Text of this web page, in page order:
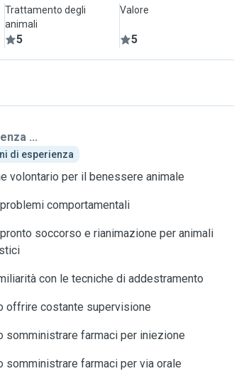
Trattamento degli
animali
5
Valore
5
...
di esperienza
volontario per il benessere animale
problemi comportamentali
pronto soccorso e rianimazione per animali
con le tecniche di addestramento
offrire costante supervisione
somministrare farmaci per iniezione
somministrare farmaci per via orale